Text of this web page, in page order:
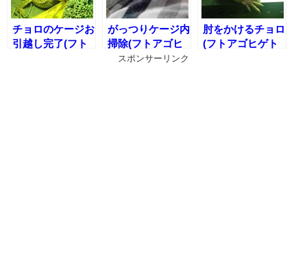
チョロのケージお
引越し完了(フト
がっつりケージ内
掃除(フトアゴヒ
ゲトカゲのケージ
肘をかけるチョロ
(フトアゴヒゲト
スポンサーリンク